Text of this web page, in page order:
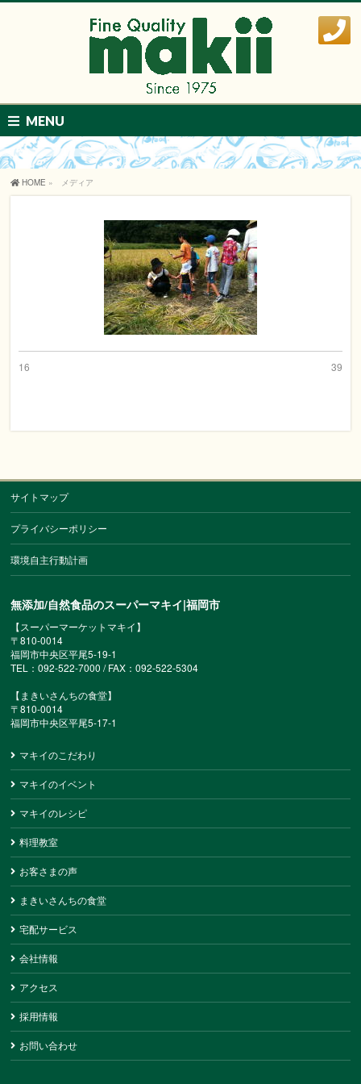
MENU
HOME » メディア
16 39
サイトマップ
プライバシーポリシー
環境自主行動計画
無添加/自然食品のスーパーマキイ|福岡市
【スーパーマーケットマキイ】
〒810-0014
福岡市中央区平尾5-19-1
TEL：092-522-7000 / FAX：092-522-5304
【まきいさんちの食堂】
〒810-0014
福岡市中央区平尾5-17-1
マキイのこだわり
マキイのイベント
マキイのレシピ
料理教室
お客さまの声
まきいさんちの食堂
宅配サービス
会社情報
アクセス
採用情報
お問い合わせ